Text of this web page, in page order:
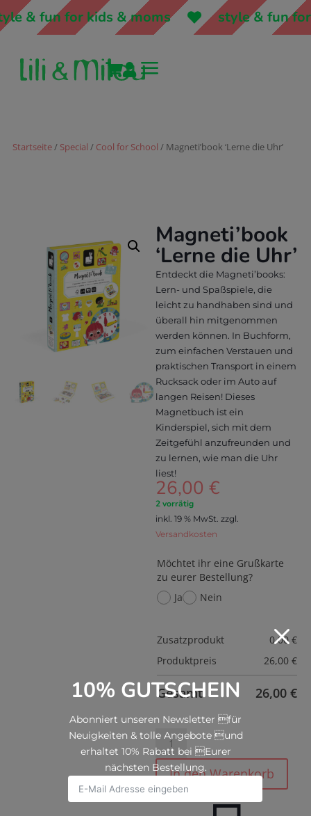
& fun for kids & moms style & fun for
a
M
10% GUTSCHEIN
Abonniert unseren Newsletter für
Neuigkeiten & tolle Angebote und
erhaltet 10% Rabatt bei Eurer
nächsten Bestellung.
Startseite/ Special / Cool for School / Magneti’book ‘Lerne die Uhr’
Magneti’book
‘Lerne die Uhr’
Entdeckt die Magneti’books:
Lern- und Spaßspiele, die
leicht zu handhaben sind und
überall hin mitgenommen
werden können. In Buchform,
zum einfachen Verstauen und
praktischen Transport in einem
Rucksack oder im Auto auf
langen Reisen! Dieses
Magnetbuch ist ein
Kinderspiel, sich mit dem
Zeitgefühl anzufreunden und
zu lernen, wie man die Uhr
liest!
26,00 €
2 vorrätig
inkl. 19 % MwSt. zzgl.
Versandkosten
Möchtet ihr eine Grußkarte
zu eurer Bestellung?
Ja
Nein
Zusatzprodukt 0,00€
Produktpreis
26,00€
Gesamt 26,00€
Magneti'book
'Lerne
die
Menge
In den Warenkorb